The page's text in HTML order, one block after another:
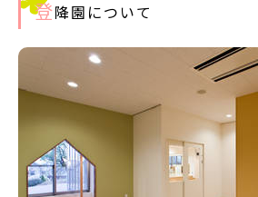
登降園について